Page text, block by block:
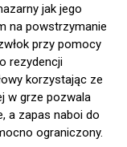
jak jego
na powstrzymanie
przy pomocy
rezydencji
korzystając ze
w grze pozwala
a zapas naboi do
ograniczony.